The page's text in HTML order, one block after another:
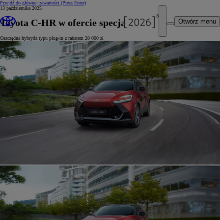
Przejdź do głównej zawartości (Press Enter)
Otwórz menu
13 października 2025
Toyota C-HR w ofercie specjalnej
Oszczędna hybryda typu plug-in z rabatem 20 000 zł